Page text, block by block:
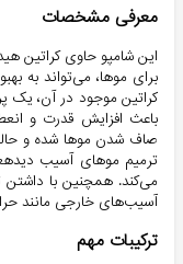
معرفی مشخصات
این شامپو حاوی کراتین
برای موها، می‌تواند به
کراتین موجود در آن، یک
باعث افزایش قدرت و
صاف شدن موها شده و
ترمیم موهای آسیب
می‌کند. همچنین با داشتن
آسیب‌های خارجی مانند
ترکیبات مهم